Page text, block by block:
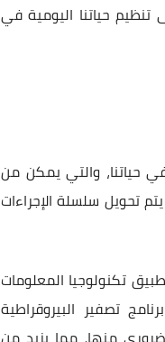
تنظيم حياتنا اليومية في
حياتنا، والتي يمكن من
تحويل سلسلة الإجراءات
تكنولوجيا المعلومات
تصفير البيروقراطية